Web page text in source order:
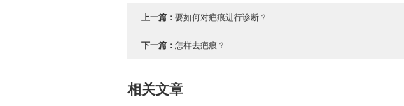
上一篇： 要如何对疤痕进行诊断？
下一篇： 怎样去疤痕？
相关文章